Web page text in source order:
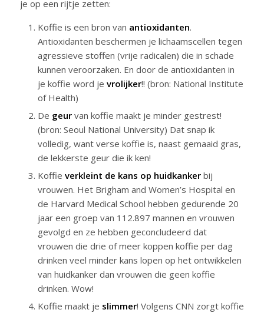
je op een rijtje zetten:
Koffie is een bron van antioxidanten.
Antioxidanten beschermen je lichaamscellen tegen
agressieve stoffen (vrije radicalen) die in schade
kunnen veroorzaken. En door de antioxidanten in
je koffie word je vrolijker!! (bron: National Institute
of Health)
De geurvan koffie maakt je minder gestrest!
(bron: Seoul National University) Dat snap ik
volledig, want verse koffie is, naast gemaaid gras,
de lekkerste geur die ik ken!
Koffie verkleint de kans op huidkankerbij
vrouwen. Het Brigham and Women’s Hospital en
de Harvard Medical School hebben gedurende 20
jaar een groep van 112.897 mannen en vrouwen
gevolgd en ze hebben geconcludeerd dat
vrouwen die drie of meer koppen koffie per dag
drinken veel minder kans lopen op het ontwikkelen
van huidkanker dan vrouwen die geen koffie
drinken. Wow!
Koffie maakt je slimmer! Volgens CNN zorgt koffie